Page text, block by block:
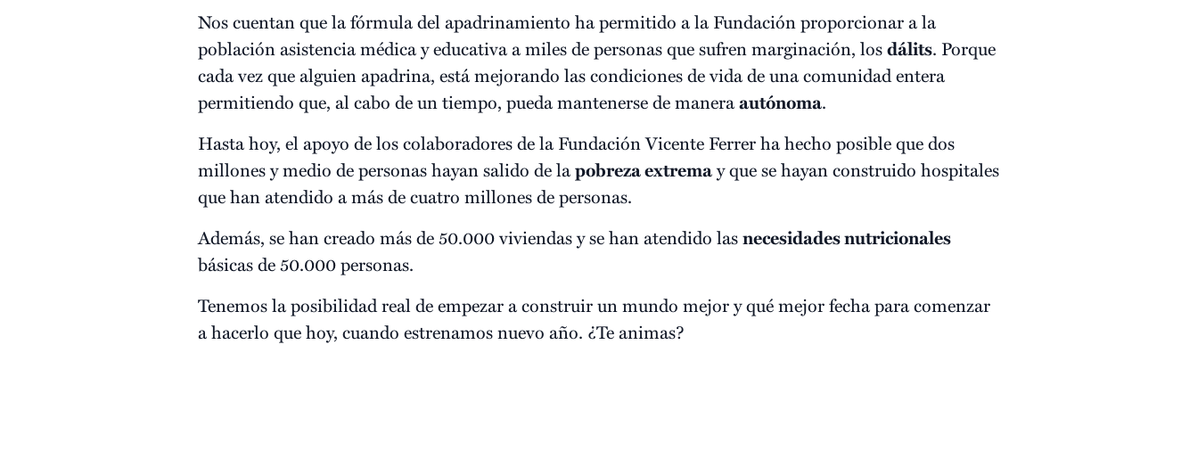
Nos cuentan que la fórmula del apadrinamiento ha permitido a la Fundación proporcionar a la
población asistencia médica y educativa a miles de personas que sufren marginación, losdálits. Porque
cada vez que alguien apadrina, está mejorando las condiciones de vida de una comunidad entera
permitiendo que, al cabo de un tiempo, pueda mantenerse de maneraautónoma.
Hasta hoy, el apoyo de los colaboradores de la Fundación Vicente Ferrer ha hecho posible que dos
millones y medio de personas hayan salido de lapobreza extremay que se hayan construido hospitales
que han atendido a más de cuatro millones de personas.
Además, se han creado más de 50.000 viviendas y se han atendido lasnecesidades nutricionales
básicas de 50.000 personas.
Tenemos la posibilidad real de empezar a construir un mundo mejor y qué mejor fecha para comenzar
a hacerlo que hoy, cuando estrenamos nuevo año. ¿Te animas?